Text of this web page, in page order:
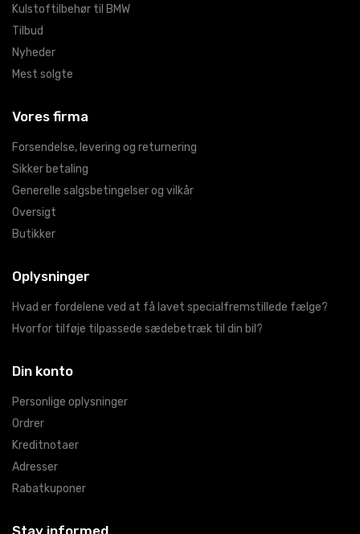
Kulstoftilbehør til BMW
Tilbud
Nyheder
Mest solgte
Vores firma
Forsendelse, levering og returnering
Sikker betaling
Generelle salgsbetingelser og vilkår
Oversigt
Butikker
Oplysninger
Hvad er fordelene ved at få lavet specialfremstillede fælge?
Hvorfor tilføje tilpassede sædebetræk til din bil?
Din konto
Personlige oplysninger
Ordrer
Kreditnotaer
Adresser
Rabatkuponer
Stay informed